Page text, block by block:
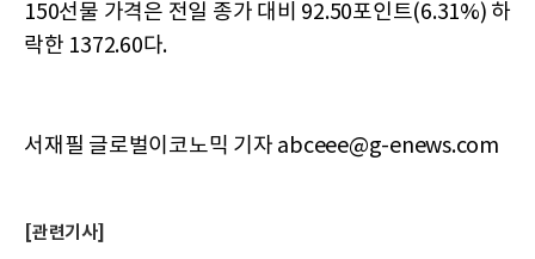
150선물 가격은 전일 종가 대비 92.50포인트(6.31%) 하
락한 1372.60다.
서재필 글로벌이코노믹 기자 abceee@g-enews.com
[관련기사]